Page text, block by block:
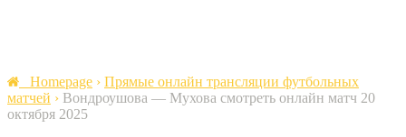
Homepage › Прямые онлайн трансляции футбольных
матчей › Вондроушова — Мухова cмотреть онлайн матч 20
октября 2025